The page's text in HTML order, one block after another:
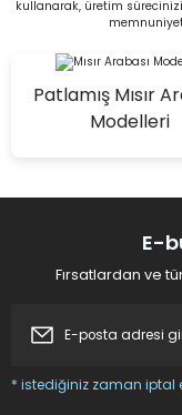
kullanarak, üretim
Patlamış Mısır
Modelleri
E-
Fırsatlardan ve
* istediğiniz zaman iptal